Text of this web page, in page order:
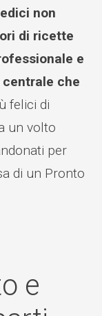
non
di ricette
e
che
felici di
un volto
per
di un Pronto
e